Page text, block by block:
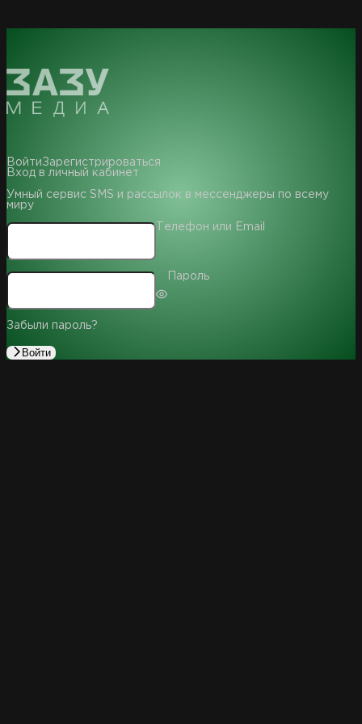
ВойтиЗарегистрироваться
Вход в личный кабинет
Умный сервис SMS и рассылок в мессенджеры по всему
миру
Телефон или Email
Пароль
Забыли пароль?
Войти